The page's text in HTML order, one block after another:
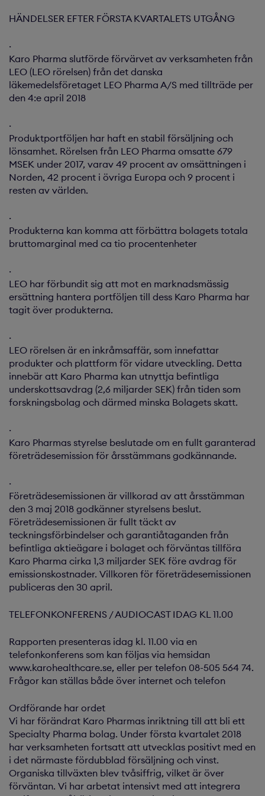
HÄNDELSER EFTER FÖRSTA KVARTALETS UTGÅNG
·
Karo Pharma slutförde förvärvet av verksamheten från
LEO (LEO rörelsen) från det danska
läkemedelsföretaget LEO Pharma A/S med tillträde per
den 4:e april 2018
·
Produktportföljen har haft en stabil försäljning och
lönsamhet. Rörelsen från LEO Pharma omsatte 679
MSEK under 2017, varav 49 procent av omsättningen i
Norden, 42 procent i övriga Europa och 9 procent i
resten av världen.
·
Produkterna kan komma att förbättra bolagets totala
bruttomarginal med ca tio procentenheter
·
LEO har förbundit sig att mot en marknadsmässig
ersättning hantera portföljen till dess Karo Pharma har
tagit över produkterna.
·
LEO rörelsen är en inkråmsaffär, som innefattar
produkter och plattform för vidare utveckling. Detta
innebär att Karo Pharma kan utnyttja befintliga
underskottsavdrag (2,6 miljarder SEK) från tiden som
forskningsbolag och därmed minska Bolagets skatt.
·
Karo Pharmas styrelse beslutade om en fullt garanterad
företrädesemission för årsstämmans godkännande.
·
Företrädesemissionen är villkorad av att årsstämman
den 3 maj 2018 godkänner styrelsens beslut.
Företrädesemissionen är fullt täckt av
teckningsförbindelser och garantiåtaganden från
befintliga aktieägare i bolaget och förväntas tillföra
Karo Pharma cirka 1,3 miljarder SEK före avdrag för
emissionskostnader. Villkoren för företrädesemissionen
publiceras den 30 april.
TELEFONKONFERENS / AUDIOCAST IDAG KL 11.00
Rapporten presenteras idag kl. 11.00 via en
telefonkonferens som kan följas via hemsidan
www.karohealthcare.se, eller per telefon 08-505 564 74.
Frågor kan ställas både över internet och telefon
Ordförande har ordet
Vi har förändrat Karo Pharmas inriktning till att bli ett
Specialty Pharma bolag. Under första kvartalet 2018
har verksamheten fortsatt att utvecklas positivt med en
i det närmaste fördubblad försäljning och vinst.
Organiska tillväxten blev tvåsiffrig, vilket är över
förväntan. Vi har arbetat intensivt med att integrera